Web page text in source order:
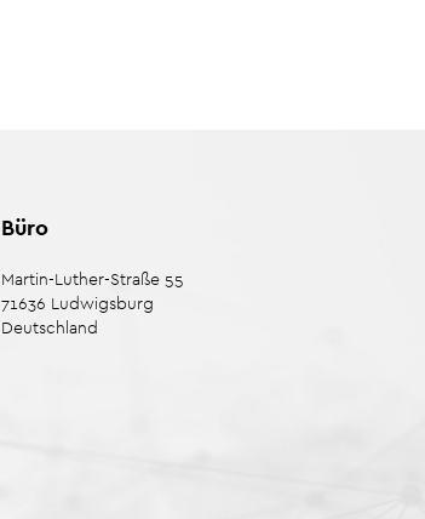
Büro
Martin-Luther-Straße 55
71636 Ludwigsburg
Deutschland